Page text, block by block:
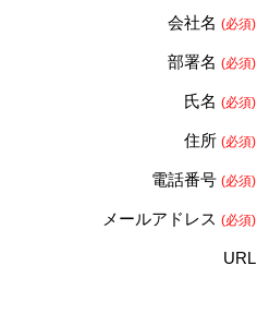
会社名 (必須)
部署名 (必須)
氏名 (必須)
住所 (必須)
電話番号 (必須)
メールアドレス (必須)
URL